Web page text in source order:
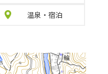
温泉 ・宿泊